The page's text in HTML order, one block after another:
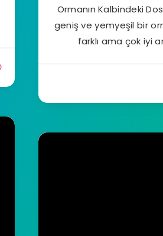
Ormanın Kalbindeki
geniş ve yemyeşil bir
farklı ama çok iyi